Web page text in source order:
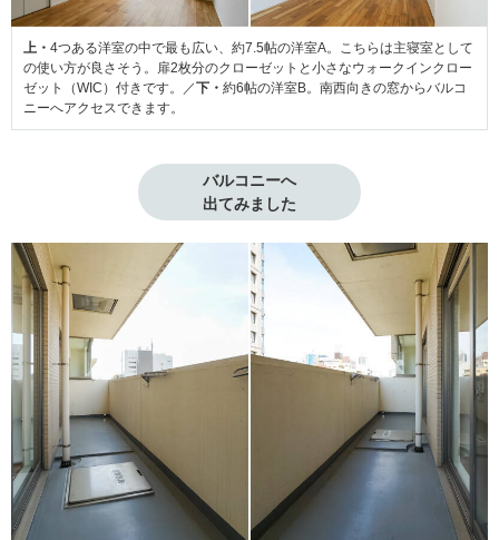
上・ 4つある洋室の中で最も広い、約7.5帖の洋室A。こちらは主寝室として
の使い方が良さそう。扉2枚分のクローゼットと小さなウォークインクロー
ゼット（WIC）付きです。／下・ 約6帖の洋室B。南西向きの窓からバルコ
ニーへアクセスできます。
バルコニーへ
出てみました